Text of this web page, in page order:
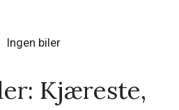
Ingen biler
Kjæreste,